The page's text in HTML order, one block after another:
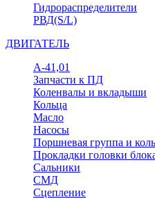
Гидрораспределители
РВД(S/L)
ДВИГАТЕЛЬ
А-41,01
Запчасти к ПД
Коленвалы и вкладыши
Кольца
Масло
Насосы
Поршневая группа и
Прокладки головки
Сальники
СМД
Сцепление